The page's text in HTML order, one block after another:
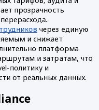
прозрачность
через единую
и снижает
платформа
и затратам, что
политику и
от реальных данных.